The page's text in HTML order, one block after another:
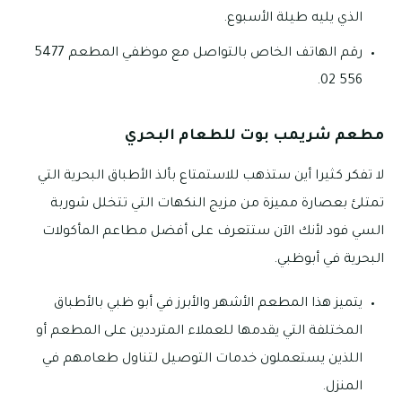
الذي يليه طيلة الأسبوع.
رقم الهاتف الخاص بالتواصل مع موظفي المطعم 5477
556 02.
مطعم شريمب بوت للطعام البحري
لا تفكر كثيرا أين ستذهب للاستمتاع بألذ الأطباق البحرية التي
تمتلئ بعصارة مميزة من مزيج النكهات التي تتخلل شوربة
السي فود لأنك الآن ستتعرف على أفضل مطاعم المأكولات
البحرية في أبوظبي.
يتميز هذا المطعم الأشهر والأبرز في أبو ظبي بالأطباق
المختلفة التي يقدمها للعملاء المترددين على المطعم أو
اللذين يستعملون خدمات التوصيل لتناول طعامهم في
المنزل.